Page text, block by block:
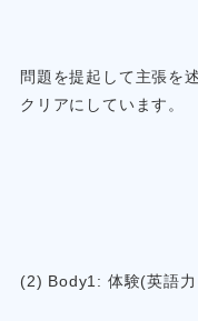
問題を提起して主張を
クリアにしています。
(2) Body1: 体験(英語